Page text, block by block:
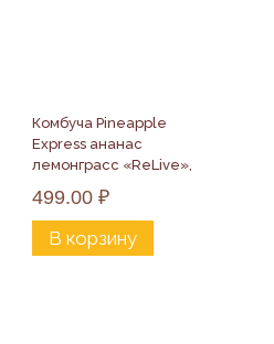
Комбуча Pineapple
Express ананас
лемонграсс «ReLive»,
499.00 ₽
В корзину